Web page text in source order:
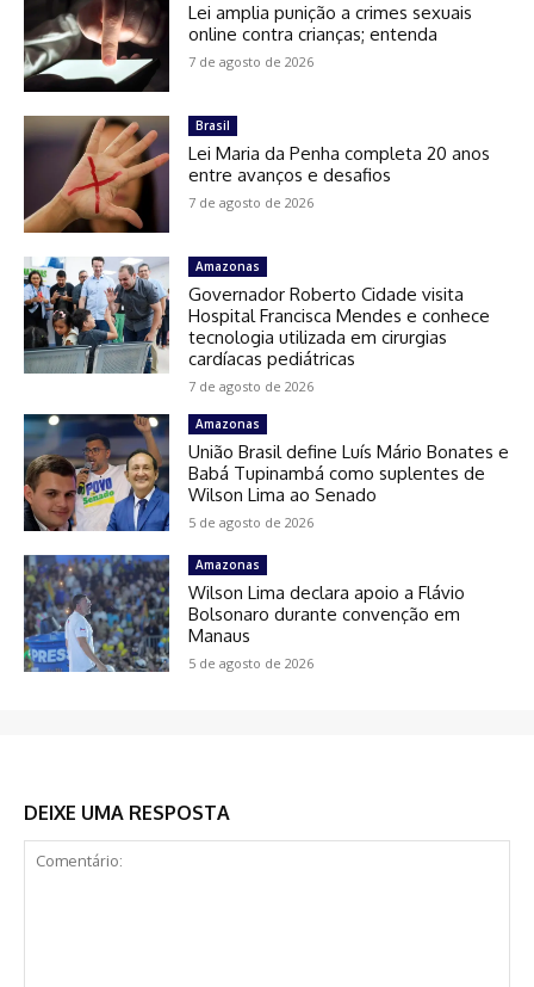
Lei amplia punição a crimes sexuais
online contra crianças; entenda
7 de agosto de 2026
Brasil
Lei Maria da Penha completa 20 anos
entre avanços e desafios
7 de agosto de 2026
Amazonas
Governador Roberto Cidade visita
Hospital Francisca Mendes e conhece
tecnologia utilizada em cirurgias
cardíacas pediátricas
7 de agosto de 2026
Amazonas
União Brasil define Luís Mário Bonates e
Babá Tupinambá como suplentes de
Wilson Lima ao Senado
5 de agosto de 2026
Amazonas
Wilson Lima declara apoio a Flávio
Bolsonaro durante convenção em
Manaus
5 de agosto de 2026
DEIXE UMA RESPOSTA